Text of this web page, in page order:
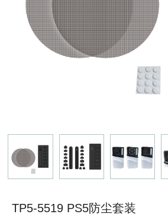
TP5-5519 PS5防尘套装